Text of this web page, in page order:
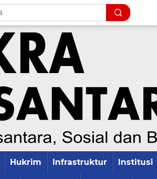
Hukrim Infrastruktur Institusi